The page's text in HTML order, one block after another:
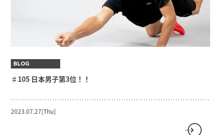
BLOG
♯105 日本男子第3位！！
2023.07.27[Thu]